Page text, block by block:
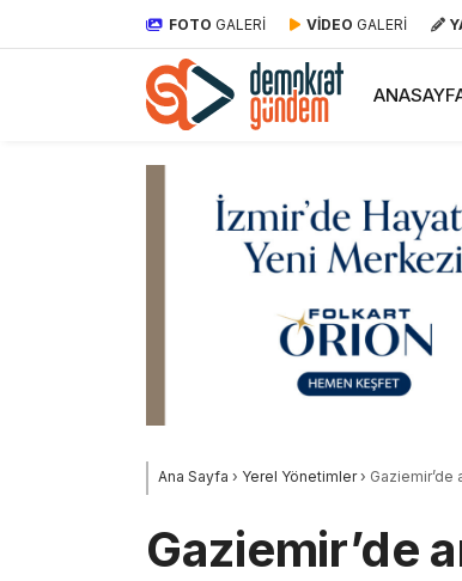
FOTO GALERİ VİDEO GALERİ
Ana Sayfa › Yerel Yönetimler› Gaziemir’de
Gaziemir’de